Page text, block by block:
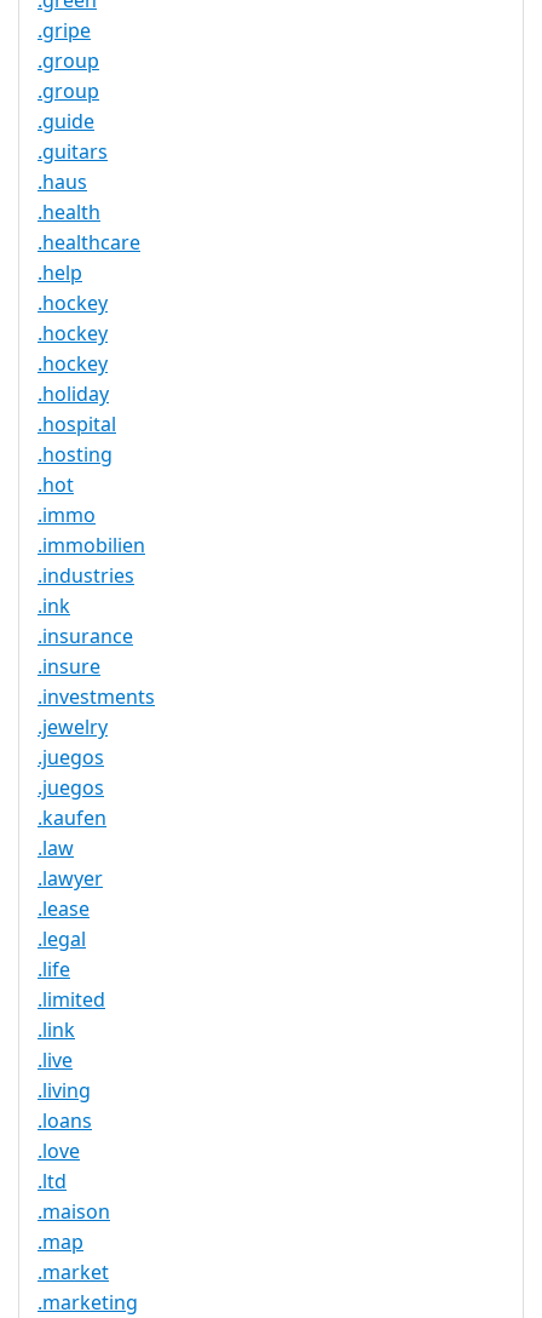
.gripe
.group
.group
.guide
.guitars
.haus
.health
.healthcare
.help
.hockey
.hockey
.hockey
.holiday
.hospital
.hosting
.hot
.immo
.immobilien
.industries
.ink
.insurance
.insure
.investments
.jewelry
.juegos
.juegos
.kaufen
.law
.lawyer
.lease
.legal
.life
.limited
.link
.live
.living
.loans
.love
.ltd
.maison
.map
.market
.marketing